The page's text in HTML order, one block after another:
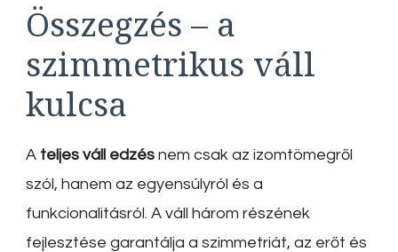
Összegzés – a
szimmetrikus váll
kulcsa
A teljes váll edzés nem csak az izomtömegről
szól, hanem az egyensúlyról és a
funkcionalitásról. A váll három részének
fejlesztése garantálja a szimmetriát, az erőt és